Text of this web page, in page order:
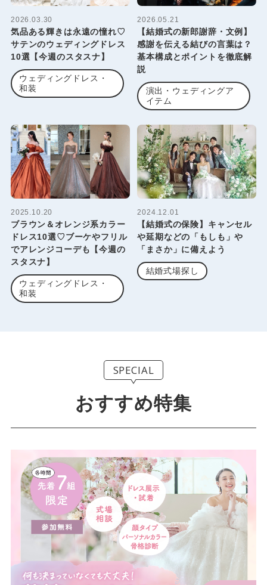
2026.03.30
気品ある輝きは永遠の憧れ♡
サテンのウェディングドレス
10選【今週のスタスナ】
ウェディングドレス・
和装
2026.05.21
【結婚式の新郎謝辞・文例】
感謝を伝える結びの言葉は？
基本構成とポイントを徹底解
説
演出・ウェディングア
イテム
2025.10.20
ブラウン＆オレンジ系カラー
ドレス10選♡ブーケやフリル
でアレンジコーデも【今週の
スタスナ】
ウェディングドレス・
和装
2024.12.01
【結婚式の保険】キャンセル
や延期などの「もしも」や
「まさか」に備えよう
結婚式場探し
SPECIAL
おすすめ特集